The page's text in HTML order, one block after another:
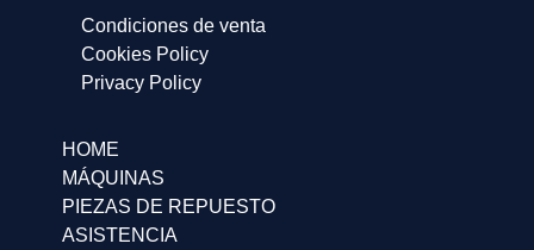
Condiciones de venta
Cookies Policy
Privacy Policy
HOME
MÁQUINAS
PIEZAS DE REPUESTO
ASISTENCIA